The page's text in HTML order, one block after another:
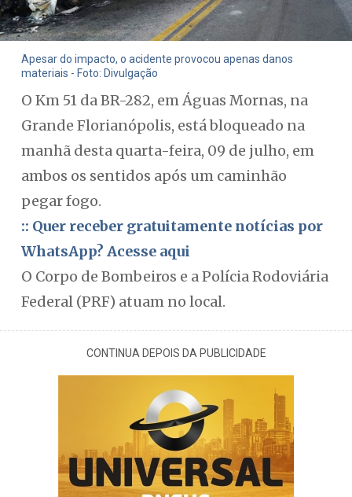
Apesar do impacto, o acidente provocou apenas danos
materiais - Foto: Divulgação
O Km 51 da BR-282, em Águas Mornas, na
Grande Florianópolis, está bloqueado na
manhã desta quarta-feira, 09 de julho, em
ambos os sentidos após um caminhão
pegar fogo.
:: Quer receber gratuitamente notícias por
WhatsApp? Acesse aqui
O Corpo de Bombeiros e a Polícia Rodoviária
Federal (PRF) atuam no local.
CONTINUA DEPOIS DA PUBLICIDADE